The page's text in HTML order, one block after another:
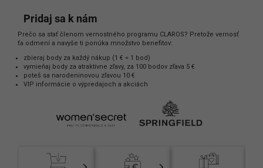
Pridaj sa k nám
Prečo sa stať členom vernostného programu CLAROS? Pretože vernosť
ťa odmení a navyše ti ponúka množstvo benefitov:
zbieraj body za každý nákup (1 € = 1 bod)
vymieňaj body za atraktívne zľavy, za 100 bodov zľava 5 €
poteš sa narodeninovou zľavou 10 €
VIP informácie o výpredajoch a akciách